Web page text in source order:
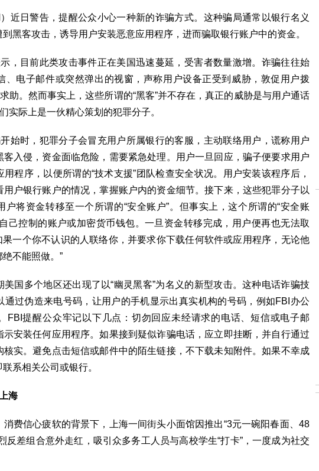
近日警告，提醒公众小心一种新的诈骗方式。这种骗局通常以银行名义
黑客攻击，诱导用户安装恶意应用程序，进而骗取银行账户中的资金。
，目前此类攻击事件正在美国迅速蔓延，受害者数量激增。诈骗往往始
、电子邮件或突然弹出的视窗，声称用户设备正受到威胁，敦促用户拨
助。然而事实上，这些所谓的“黑客”并不存在，真正的威胁是与用户通话
实际上是一伙精心策划的犯罪分子。
始时，犯罪分子会冒充用户所属银行的客服，主动联络用户，谎称用户
客入侵，资金面临危险，需要紧急处理。用户一旦回应，骗子便要求用户
程序，以便所谓的“技术支援”团队检查安全状况。用户安装该程序后，
户银行账户的情况，掌握账户内的资金细节。接下来，这些犯罪分子以
户将资金转移至一个所谓的“安全账户”。但事实上，这个所谓的“安全账
己控制的账户或加密货币钱包。一旦资金转移完成，用户便再也无法取
果一个你不认识的人联络你，并要求你下载任何软件或应用程序，无论他
不能照做。”
美国多个地区还出现了以“幽灵黑客”为名义的新型攻击。这种电话诈骗技
通过伪造来电号码，让用户的手机显示出真实机构的号码，例如FBI办公
FBI提醒公众牢记以下几点：切勿回应未经请求的电话、短信或电子邮
安装任何应用程序。如果接到疑似诈骗电话，应立即挂断，并自行通过
核实。避免点击短信或邮件中的陌生链接，不下载未知附件。如果不幸成
系相关公司或银行。
海
费信心疲软的背景下，上海一间街头小面馆因推出“3元一碗阳春面、48
反差组合意外走红，吸引众多务工人员与高校学生“打卡”，一度成为社交